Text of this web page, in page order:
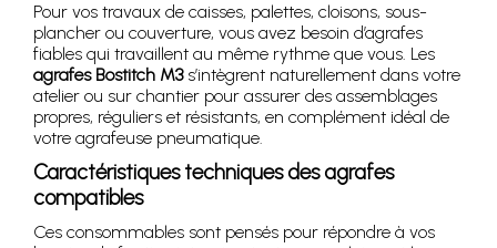
Pour vos travaux de caisses, palettes, cloisons, sous-
plancher ou couverture, vous avez besoin d’agrafes
fiables qui travaillent au même rythme que vous. Les
agrafes Bostitch M3s’intègrent naturellement dans votre
atelier ou sur chantier pour assurer des assemblages
propres, réguliers et résistants, en complément idéal de
votre agrafeuse pneumatique.
Caractéristiques techniques des agrafes
compatibles
Ces consommables sont pensés pour répondre à vos